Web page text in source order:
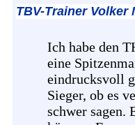
TBV-Trainer Volker
Ich habe den
eine
eindrucksvoll
Sieger, ob es
schwer sagen.